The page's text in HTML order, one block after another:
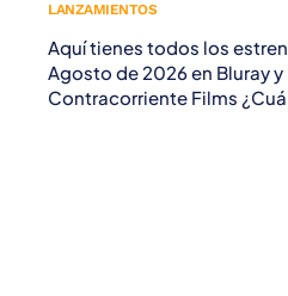
LANZAMIENTOS
Aquí tienes todos los
Agosto de 2026 en Bluray y
Contracorriente Films